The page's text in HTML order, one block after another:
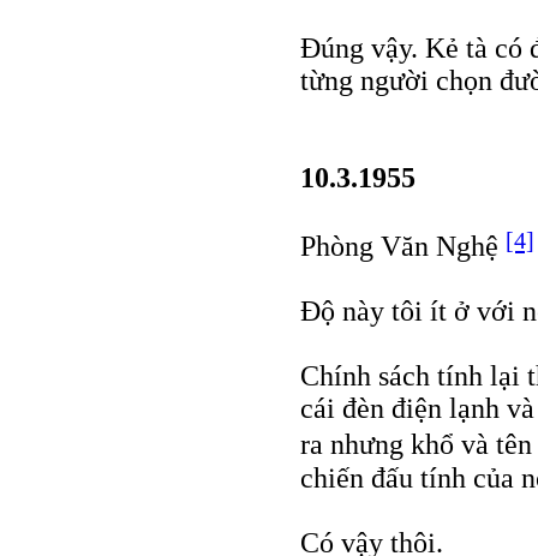
Ðúng vậy. Kẻ tà có
từng người chọn
10.3.1955
Phòng Văn Nghệ [4]
Ðộ này tôi ít ở với
Chính sách tính lại
cái đèn điện lạnh
ra nhưng khổ và
chiến đấu tính của
Có vậy thôi.